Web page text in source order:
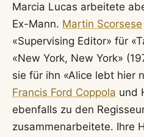
Marcia Lucas arbeitete
Ex-Mann. Martin Scorsese
«Supervising Editor» für
«New York, New York»
sie für ihn «Alice lebt hier
Francis Ford Coppola und
ebenfalls zu den
zusammenarbeitete. Ihre